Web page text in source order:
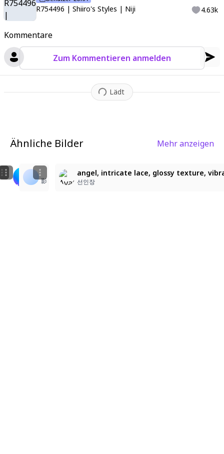
Kommentare
Zum Kommentieren anmelden
Lädt
R754496 | Shiiro's Styles | Niji 4.63k
Ähnliche Bilder Mehr anzeigen
LoRA + 1girlチャレンジ
らび
影影
angel, intricate lace, glossy texture,
선인장